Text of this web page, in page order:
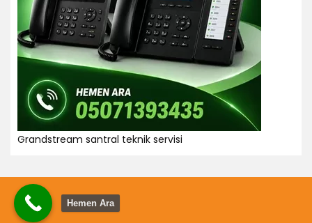
Grandstream santral teknik servisi
Hemen Ara